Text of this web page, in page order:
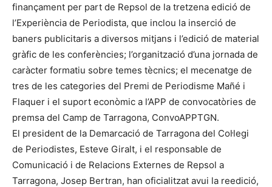
finançament per part de Repsol de la tretzena edició de
l’Experiència de Periodista, que inclou la inserció de
baners publicitaris a diversos mitjans i l’edició de material
gràfic de les conferències; l’organització d’una jornada de
caràcter formatiu sobre temes tècnics; el mecenatge de
tres de les categories del Premi de Periodisme Mañé i
Flaquer i el suport econòmic a l’APP de convocatòries de
premsa del Camp de Tarragona, ConvoAPPTGN.
El president de la Demarcació de Tarragona del Col·legi
de Periodistes, Esteve Giralt, i el responsable de
Comunicació i de Relacions Externes de Repsol a
Tarragona, Josep Bertran, han oficialitzat avui la reedició,